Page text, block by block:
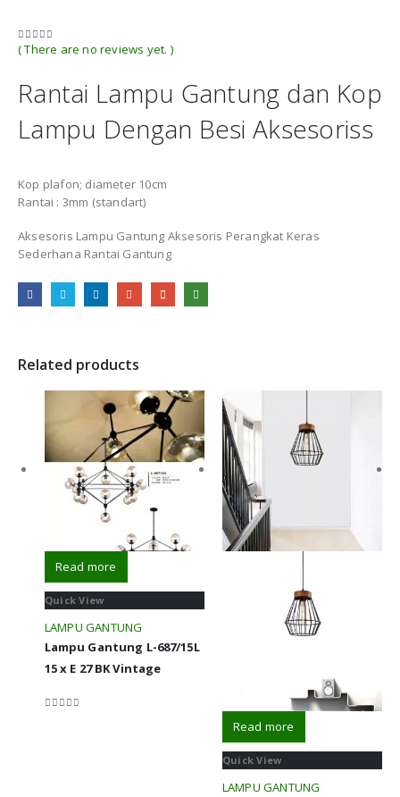
0out of 5
( There are no reviews yet. )
Rantai Lampu Gantung dan Kop
Lampu Dengan Besi Aksesoriss
Kop plafon; diameter 10cm
Rantai : 3mm (standart)
Aksesoris Lampu Gantung Aksesoris Perangkat Keras
Sederhana Rantai Gantung
Related products
Read more
Quick View
LAMPU GANTUNG
Lampu Gantung L-687/15L
15 x E 27 BK Vintage
Read more
Quick View
LAMPU GANTUNG